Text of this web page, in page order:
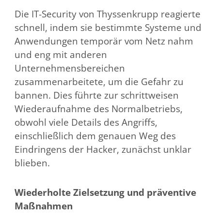
Die IT-Security von Thyssenkrupp reagierte
schnell, indem sie bestimmte Systeme und
Anwendungen temporär vom Netz nahm
und eng mit anderen
Unternehmensbereichen
zusammenarbeitete, um die Gefahr zu
bannen. Dies führte zur schrittweisen
Wiederaufnahme des Normalbetriebs,
obwohl viele Details des Angriffs,
einschließlich dem genauen Weg des
Eindringens der Hacker, zunächst unklar
blieben.
Wiederholte Zielsetzung und präventive
Maßnahmen